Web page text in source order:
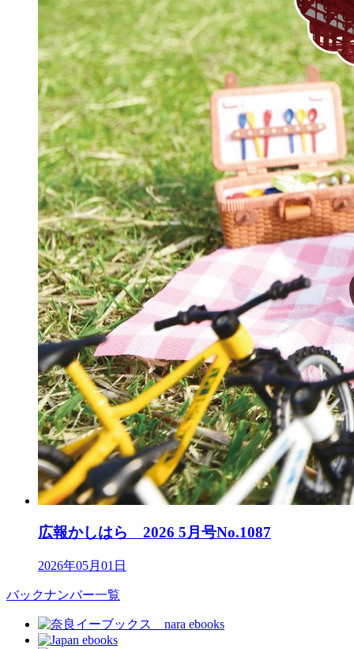
広報かしはら 2026 5月号No.1087
2026年05月01日
バックナンバー一覧